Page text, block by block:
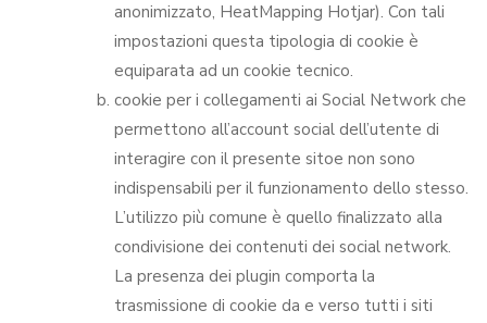
anonimizzato, HeatMapping Hotjar). Con tali
impostazioni questa tipologia di cookie è
equiparata ad un cookie tecnico.
cookie per i collegamenti ai Social Network che
permettono all’account social dell’utente di
interagire con il presente sitoe non sono
indispensabili per il funzionamento dello stesso.
L’utilizzo più comune è quello finalizzato alla
condivisione dei contenuti dei social network.
La presenza dei plugin comporta la
trasmissione di cookie da e verso tutti i siti